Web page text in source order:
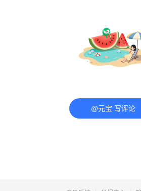
@元宝 写评论